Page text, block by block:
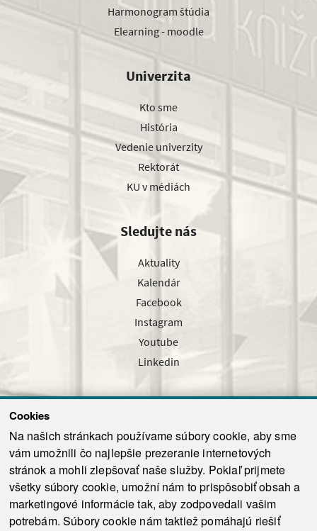
Cookies
Na našich stránkach používame súbory cookie, aby sme
vám umožnili čo najlepšie prezeranie internetových
stránok a mohli zlepšovať naše služby. Pokiaľ prijmete
všetky súbory cookie, umožní nám to prispôsobiť obsah a
marketingové informácie tak, aby zodpovedali vašim
potrebám. Súbory cookie nám taktiež pomáhajú riešiť
Harmonogram štúdia
Elearning - moodle
Univerzita
Kto sme
História
Vedenie univerzity
Rektorát
KU v médiách
Sledujte nás
Aktuality
Kalendár
Facebook
Instagram
Youtube
Linkedin
Odoslať